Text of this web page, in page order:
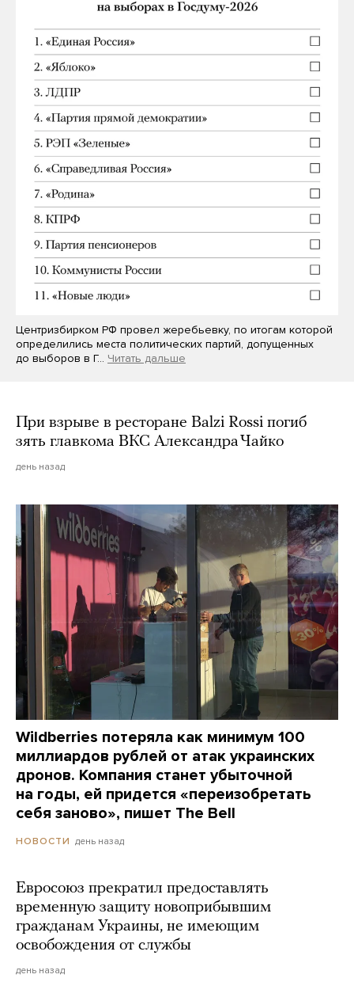
Центризбирком РФ провел жеребьевку, по итогам которой
определились места политических партий, допущенных
до выборов в Г… Читать дальше
При взрыве в ресторане Balzi Rossi погиб
зять главкома ВКС Александра Чайко
день назад
Wildberries потеряла как минимум 100
миллиардов рублей от атак украинских
дронов. Компания станет убыточной
на годы, ей придется «переизобретать
себя заново», пишет The Bell
НОВОСТИ день назад
Евросоюз прекратил предоставлять
временную защиту новоприбывшим
гражданам Украины, не имеющим
освобождения от службы
день назад